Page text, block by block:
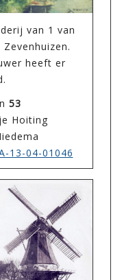
van 1 van
heeft er
53
Hoiting
13-04-01046